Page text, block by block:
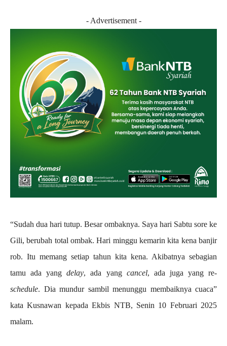
- Advertisement -
“Sudah dua hari tutup. Besar ombaknya. Saya hari Sabtu sore ke
Gili, berubah total ombak. Hari minggu kemarin kita kena banjir
rob. Itu memang setiap tahun kita kena. Akibatnya sebagian
tamu ada yangdelay, ada yang cancel, ada juga yang re-
schedule. Dia mundur sambil menunggu membaiknya cuaca”
kata Kusnawan kepada Ekbis NTB, Senin 10 Februari 2025
malam.